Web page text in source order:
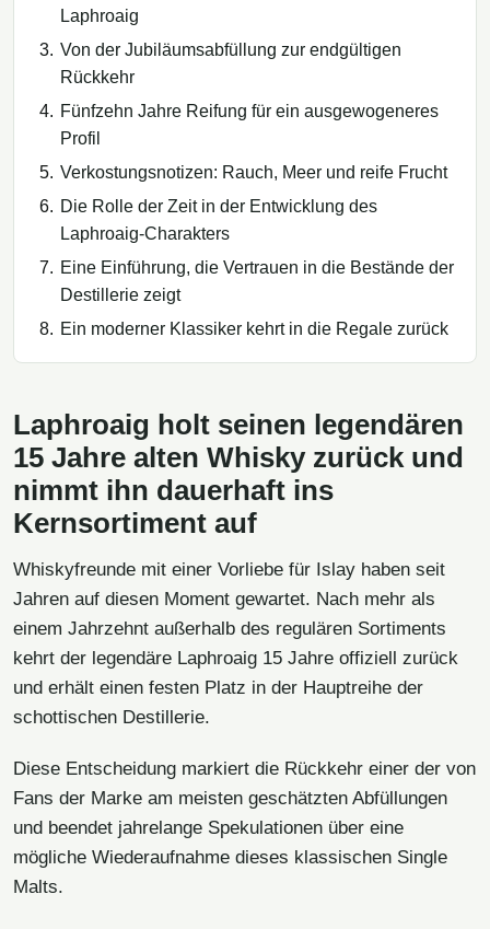
Laphroaig
Von der Jubiläumsabfüllung zur endgültigen
Rückkehr
Fünfzehn Jahre Reifung für ein ausgewogeneres
Profil
Verkostungsnotizen: Rauch, Meer und reife Frucht
Die Rolle der Zeit in der Entwicklung des
Laphroaig-Charakters
Eine Einführung, die Vertrauen in die Bestände der
Destillerie zeigt
Ein moderner Klassiker kehrt in die Regale zurück
Laphroaig holt seinen legendären
15 Jahre alten Whisky zurück und
nimmt ihn dauerhaft ins
Kernsortiment auf
Whiskyfreunde mit einer Vorliebe für Islay haben seit
Jahren auf diesen Moment gewartet. Nach mehr als
einem Jahrzehnt außerhalb des regulären Sortiments
kehrt der legendäre Laphroaig 15 Jahre offiziell zurück
und erhält einen festen Platz in der Hauptreihe der
schottischen Destillerie.
Diese Entscheidung markiert die Rückkehr einer der von
Fans der Marke am meisten geschätzten Abfüllungen
und beendet jahrelange Spekulationen über eine
mögliche Wiederaufnahme dieses klassischen Single
Malts.